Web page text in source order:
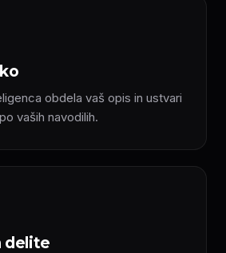
obdela vaš opis in ustvari
vaših navodilih.
delite